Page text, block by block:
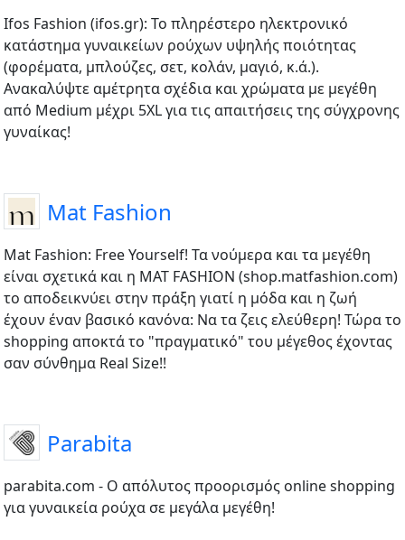
Ifos Fashion (ifos.gr): Το πληρέστερο ηλεκτρονικό
κατάστημα γυναικείων ρούχων υψηλής ποιότητας
(φορέματα, μπλούζες, σετ, κολάν, μαγιό, κ.ά.).
Ανακαλύψτε αμέτρητα σχέδια και χρώματα με μεγέθη
από Medium μέχρι 5XL για τις απαιτήσεις της σύγχρονης
γυναίκας!
Mat Fashion
Mat Fashion: Free Yourself! Τα νούμερα και τα μεγέθη
είναι σχετικά και η ΜΑΤ FASHION (shop.matfashion.com)
το αποδεικνύει στην πράξη γιατί η μόδα και η ζωή
έχουν έναν βασικό κανόνα: Να τα ζεις ελεύθερη! Τώρα το
shopping αποκτά το "πραγματικό" του μέγεθος έχοντας
σαν σύνθημα Real Size!!
Parabita
parabita.com - O απόλυτος προορισμός online shopping
για γυναικεία ρούχα σε μεγάλα μεγέθη!